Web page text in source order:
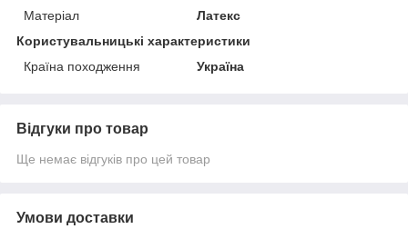
Матеріал
Латекс
Користувальницькі характеристики
Країна походження
Україна
Відгуки про товар
Ще немає відгуків про цей товар
Умови доставки